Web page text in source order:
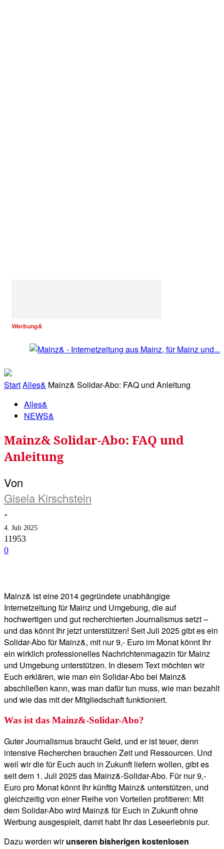
Werbung&
StartAlles& Mainz& Solidar-Abo: FAQ und Anleitung
Alles&
NEWS&
Mainz& Solidar-Abo: FAQ und
Anleitung
Von
Gisela Kirschstein
-
4. Juli 2025
11953
0
Mainz& ist eine 2014 gegründete unabhängige
Internetzeitung für Mainz und Umgebung, die auf
hochwertigen und gut recherchierten Journalismus setzt –
und das könnt Ihr jetzt unterstützen! Seit Juli 2025 gibt es ein
Solidar-Abo für Mainz&, mit nur 9,- Euro im Monat könnt Ihr
ein wirklich professionelles Nachrichtenmagazin für Mainz
und Umgebung unterstützen. In diesem Text möchten wir
Euch erklären, wie man ein Solidar-Abo bei Mainz&
abschließen kann, was man dafür tun muss, wie man bezahlt
und wie das mit der Mitgliedschaft funktioniert.
Was ist das Mainz&-Solidar-Abo?
Guter Journalismus braucht Geld, und er ist teuer, denn
intensive Recherchen brauchen Zeit und Ressourcen. Und
weil wir die für Euch auch in Zukunft liefern wollen, gibt es
seit dem 1. Juli 2025 das Mainz&-Solidar-Abo. Für nur 9,-
Euro pro Monat könnt Ihr künftig Mainz& unterstützen, und
gleichzeitig von einer Reihe von Vorteilen profitieren: Mit
dem Solidar-Abo wird Mainz& für Euch in Zukunft ohne
Werbung ausgespielt, damit habt Ihr das Leseerlebnis pur.
Dazu werden wirunseren bisherigen kostenlosen